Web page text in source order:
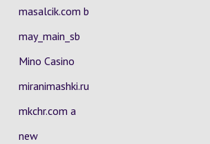
masalcik.com b
may_main_sb
Mino Casino
miranimashki.ru
mkchr.com a
new